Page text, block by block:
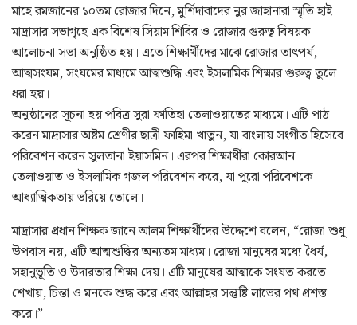
মাহে রমজানের ১০তম রোজার দিনে, মুর্শিদাবাদের নুর জাহানারা স্মৃতি হাই
মাদ্রাসার সভাগৃহে এক বিশেষ সিয়াম শিবির ও রোজার গুরুত্ব বিষয়ক
আলোচনা সভা অনুষ্ঠিত হয়। এতে শিক্ষার্থীদের মাঝে রোজার তাৎপর্য,
আত্মসংযম, সংযমের মাধ্যমে আত্মশুদ্ধি এবং ইসলামিক শিক্ষার গুরুত্ব তুলে
ধরা হয়।
অনুষ্ঠানের সূচনা হয় পবিত্র সুরা ফাতিহা তেলাওয়াতের মাধ্যমে। এটি পাঠ
করেন মাদ্রাসার অষ্টম শ্রেণীর ছাত্রী ফাহিমা খাতুন, যা বাংলায় সংগীত হিসেবে
পরিবেশন করেন সুলতানা ইয়াসমিন। এরপর শিক্ষার্থীরা কোরআন
তেলাওয়াত ও ইসলামিক গজল পরিবেশন করে, যা পুরো পরিবেশকে
আধ্যাত্মিকতায় ভরিয়ে তোলে।
মাদ্রাসার প্রধান শিক্ষক জানে আলম শিক্ষার্থীদের উদ্দেশে বলেন, “রোজা শুধু
উপবাস নয়, এটি আত্মশুদ্ধির অন্যতম মাধ্যম। রোজা মানুষের মধ্যে ধৈর্য,
সহানুভূতি ও উদারতার শিক্ষা দেয়। এটি মানুষের আত্মাকে সংযত করতে
শেখায়, চিন্তা ও মনকে শুদ্ধ করে এবং আল্লাহর সন্তুষ্টি লাভের পথ প্রশস্ত
করে।”